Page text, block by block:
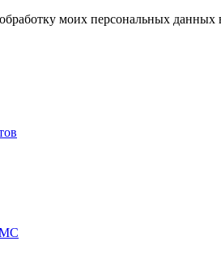
обработку моих персональных